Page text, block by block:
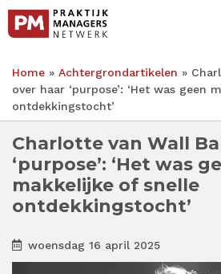
Overslaan
naar
inhoud
gaan
Kruimelpad
Home Achtergrondartikelen
over haar ‘purpose’: ‘Het was geen
ontdekkingstocht’
Charlotte van Wall
‘purpose’: ‘Het was
makkelijke of snelle
ontdekkingstocht’
woensdag 16 april 2025